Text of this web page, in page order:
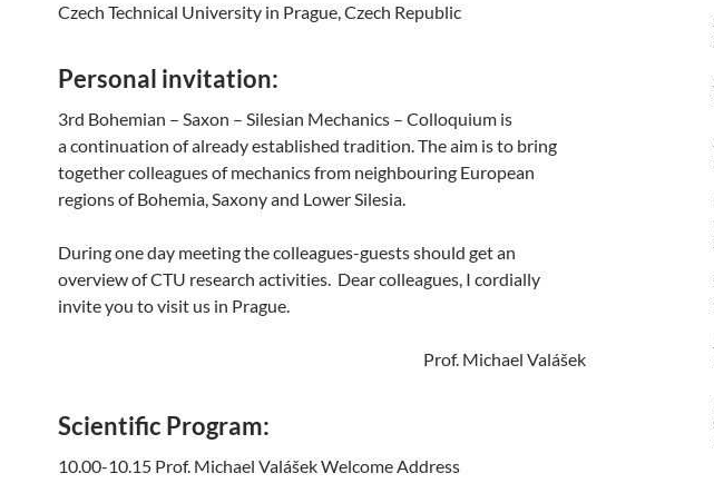
Czech Technical University in Prague, Czech Republic
Personal invitation:
3rd Bohemian – Saxon – Silesian Mechanics – Colloquium is
a continuation of already established tradition. The aim is to bring
together colleagues of mechanics from neighbouring European
regions of Bohemia, Saxony and Lower Silesia.
During one day meeting the colleagues-guests should get an
overview of CTU research activities. Dear colleagues, I cordially
invite you to visit us in Prague.
Prof. Michael Valášek
Scientific Program:
10.00-10.15 Prof. Michael Valášek Welcome Address